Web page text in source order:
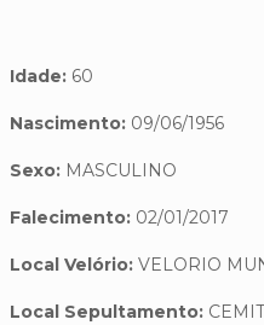
Idade: 60
Nascimento: 09/06/1956
Sexo: MASCULINO
Falecimento: 02/01/2017
Local Velório: VELORIO
Local Sepultamento: